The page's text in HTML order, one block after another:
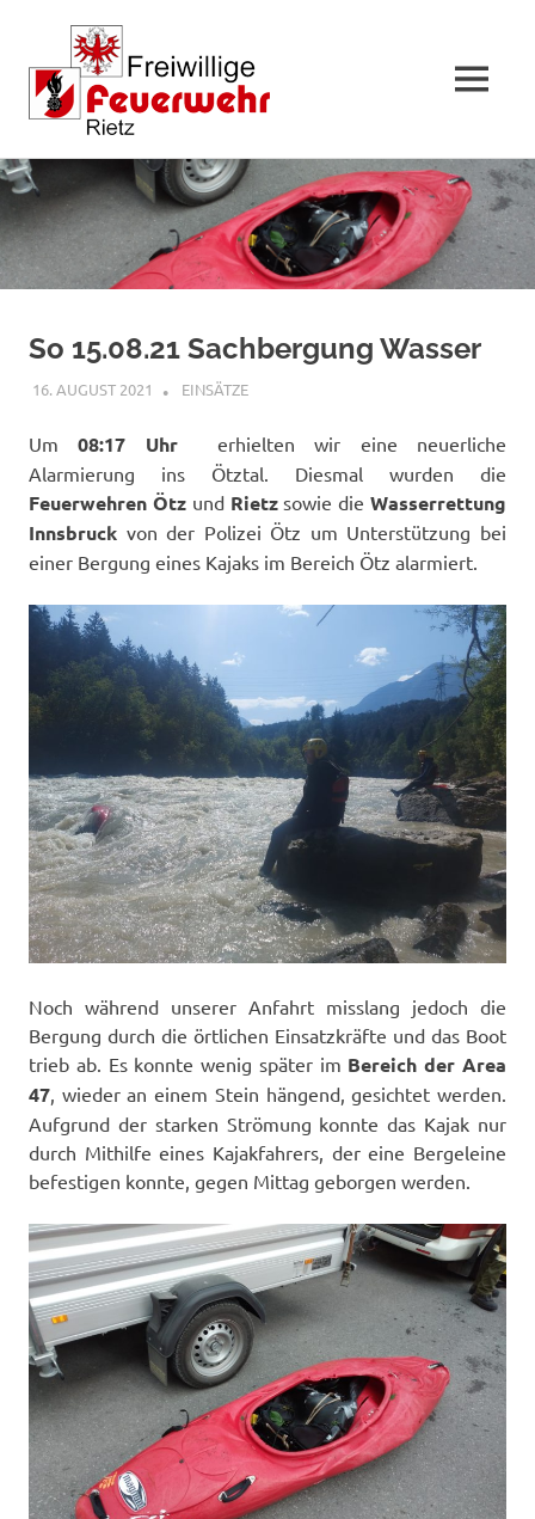
Zum
Inhalt
springen
MENÜ
So 15.08.21 Sachbergung Wasser
16. AUGUST 2021 RAINER SCHUCHTER
EINSÄTZE
Um08:17 Uhrerhielten wir eine neuerliche
Alarmierung ins Ötztal. Diesmal wurden die
Feuerwehren Ötz undRietzsowie dieWasserrettung
Innsbruck von der Polizei Ötz um Unterstützung bei
einer Bergung eines Kajaks im Bereich Ötz alarmiert.
Noch während unserer Anfahrt misslang jedoch die
Bergung durch die örtlichen Einsatzkräfte und das Boot
trieb ab. Es konnte wenig später im Bereich der Area
47, wieder an einem Stein hängend, gesichtet werden.
Aufgrund der starken Strömung konnte das Kajak nur
durch Mithilfe eines Kajakfahrers, der eine Bergeleine
befestigen konnte, gegen Mittag geborgen werden.